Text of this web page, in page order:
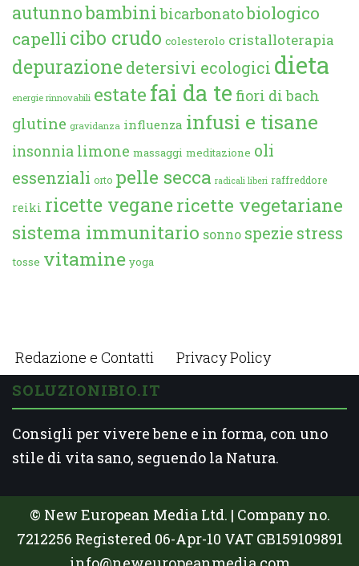
autunnobambini bicarbonatobiologico
capelli cibo crudo colesterolo cristalloterapia
depurazione detersivi ecologici dieta
energie rinnovabili estate fai da te fiori di bach
glutine gravidanza influenza infusi e tisane
insonnia limone massaggi meditazione oli
essenziali orto pelle secca radicali liberi raffreddore
reiki ricette veganericette vegetariane
sistema immunitario sonno spezie stress
tosse vitamine yoga
Redazione e Contatti Privacy Policy
SOLUZIONIBIO.IT
Consigli per vivere bene e in forma, con uno
stile di vita sano, seguendo la Natura.
© New European Media Ltd. | Company no.
7212256 Registered 06-Apr-10 VAT GB159109891